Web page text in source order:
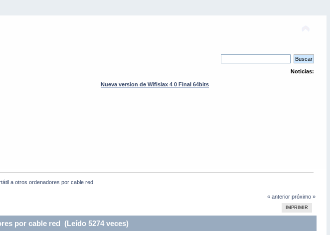
Noticias:
Nueva version de Wifislax 4 0 Final 64bits
a otros ordenadores por cable red
« anterior próximo »
IMPRIMIR
por cable red (Leído 5274 veces)